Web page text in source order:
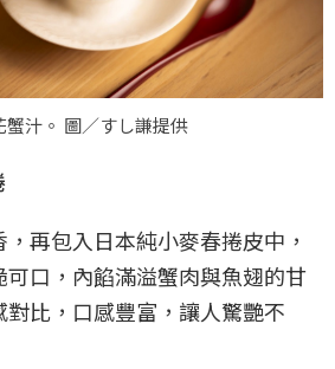
蟹汁。 圖／すし謙提供
再包入日本純小麥春捲皮中，
口，內餡滿溢蟹肉與魚翅的甘
比，口感豐富，讓人驚艷不